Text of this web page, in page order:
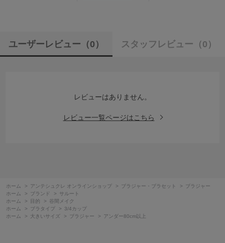
ユーザーレビュー （0） スタッフレビュー （0）
レビューはありません。
レビュー一覧ページはこちら
ホーム > アンテシュクレ オンラインショップ > ブラジャー・ブラセット >
ブラジャー
ホーム
> ブランド >
サルート
ホーム
> 目的 >
谷間メイク
ホーム
> ブラタイプ >
3/4カップ
ホーム
> 大きいサイズ > ブラジャー > アンダー80cm以上